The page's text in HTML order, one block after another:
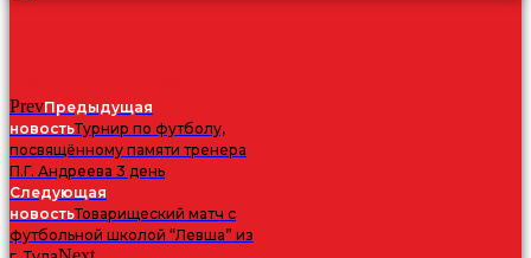
PrevПредыдущая
новостьТурнир по футболу,
посвящённому памяти тренера
П.Г. Андреева 3 день
Следующая
новостьТоварищеский матч с
футбольной школой “Левша” из